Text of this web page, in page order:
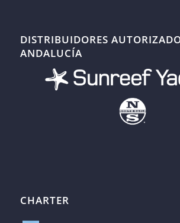
DISTRIBUIDORES
ANDALUCÍA
CHARTER